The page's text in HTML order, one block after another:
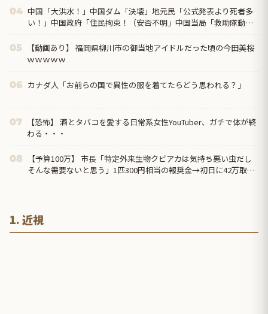
04 中国「大洪水！」中国ダム「決壊」地元民「公式発表より死者多
い！」中国政府「住民拘束！（安否不明」中国当局「救助隊動画
05
【動画あり】 福岡県柳川市の御当地アイドルだった頃の今田美桜
ｗｗｗｗｗ
06 カナダ人「お前らの国で異性の服を着てたらどう思われる？」
07
【恐怖】 酒とタバコを愛する日常系女性YouTuber、ガチで体が終
わる・・・
08
【予算100万】 市長「特定外来生物クビアカは気持ち悪い虫だし
そんな需要ないと思う」1匹300円相当の報奨金→初日に42万取ら
1. 近視